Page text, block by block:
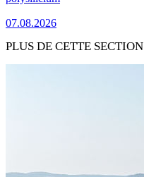
07.08.2026
PLUS DE CETTE SECTION